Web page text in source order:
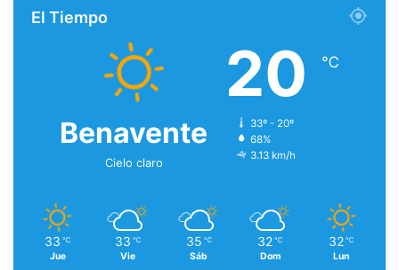
El Tiempo
Benavente
Cielo claro
20 ℃
33º - 20º
68%
3.13 km/h
33 ℃
Jue
33 ℃
Vie
35 ℃
Sáb
32 ℃
Dom
32 ℃
Lun